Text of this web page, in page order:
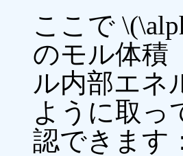
ここで
のモル体積
ル内部エネ
ように取っ
認できます